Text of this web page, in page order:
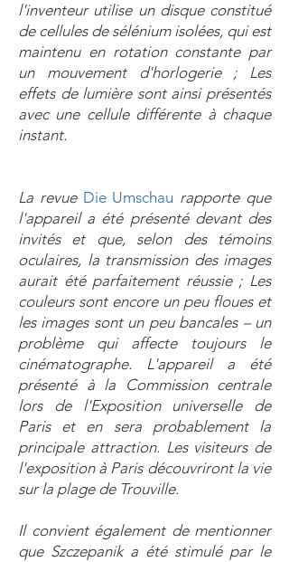
l'inventeur utilise un disque constitué
de cellules de sélénium isolées, qui est
maintenu en rotation constante par
un mouvement d'horlogerie ; Les
effets de lumière sont ainsi présentés
avec une cellule différente à chaque
instant.
La revue Die Umschau rapporte que
l'appareil a été présenté devant des
invités et que, selon des témoins
oculaires, la transmission des images
aurait été parfaitement réussie ; Les
couleurs sont encore un peu floues et
les images sont un peu bancales – un
problème qui affecte toujours le
cinématographe. L'appareil a été
présenté à la Commission centrale
lors de l'Exposition universelle de
Paris et en sera probablement la
principale attraction. Les visiteurs de
l'exposition à Paris découvriront la vie
sur la plage de Trouville.
Il convient également de mentionner
que Szczepanik a été stimulé par le